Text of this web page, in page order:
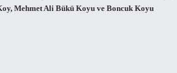
Mehmet Ali Bükü Koyu ve Boncuk Koyu